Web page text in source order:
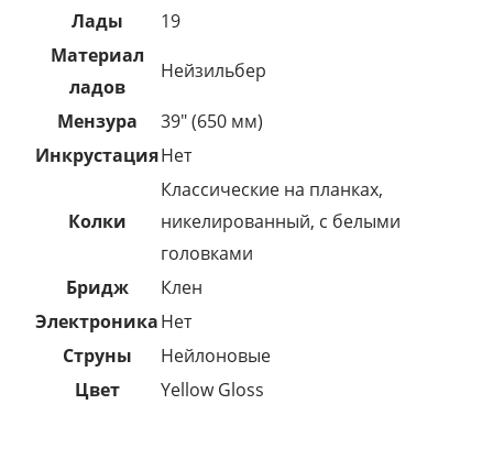
Лады
19
Материал
ладов
Нейзильбер
Мензура
39" (650 мм)
ИнкрустацияНет
Колки
Классические на планках,
никелированный, с белыми
головками
Бридж
Клен
ЭлектроникаНет
Струны
Нейлоновые
Цвет
Yellow Gloss